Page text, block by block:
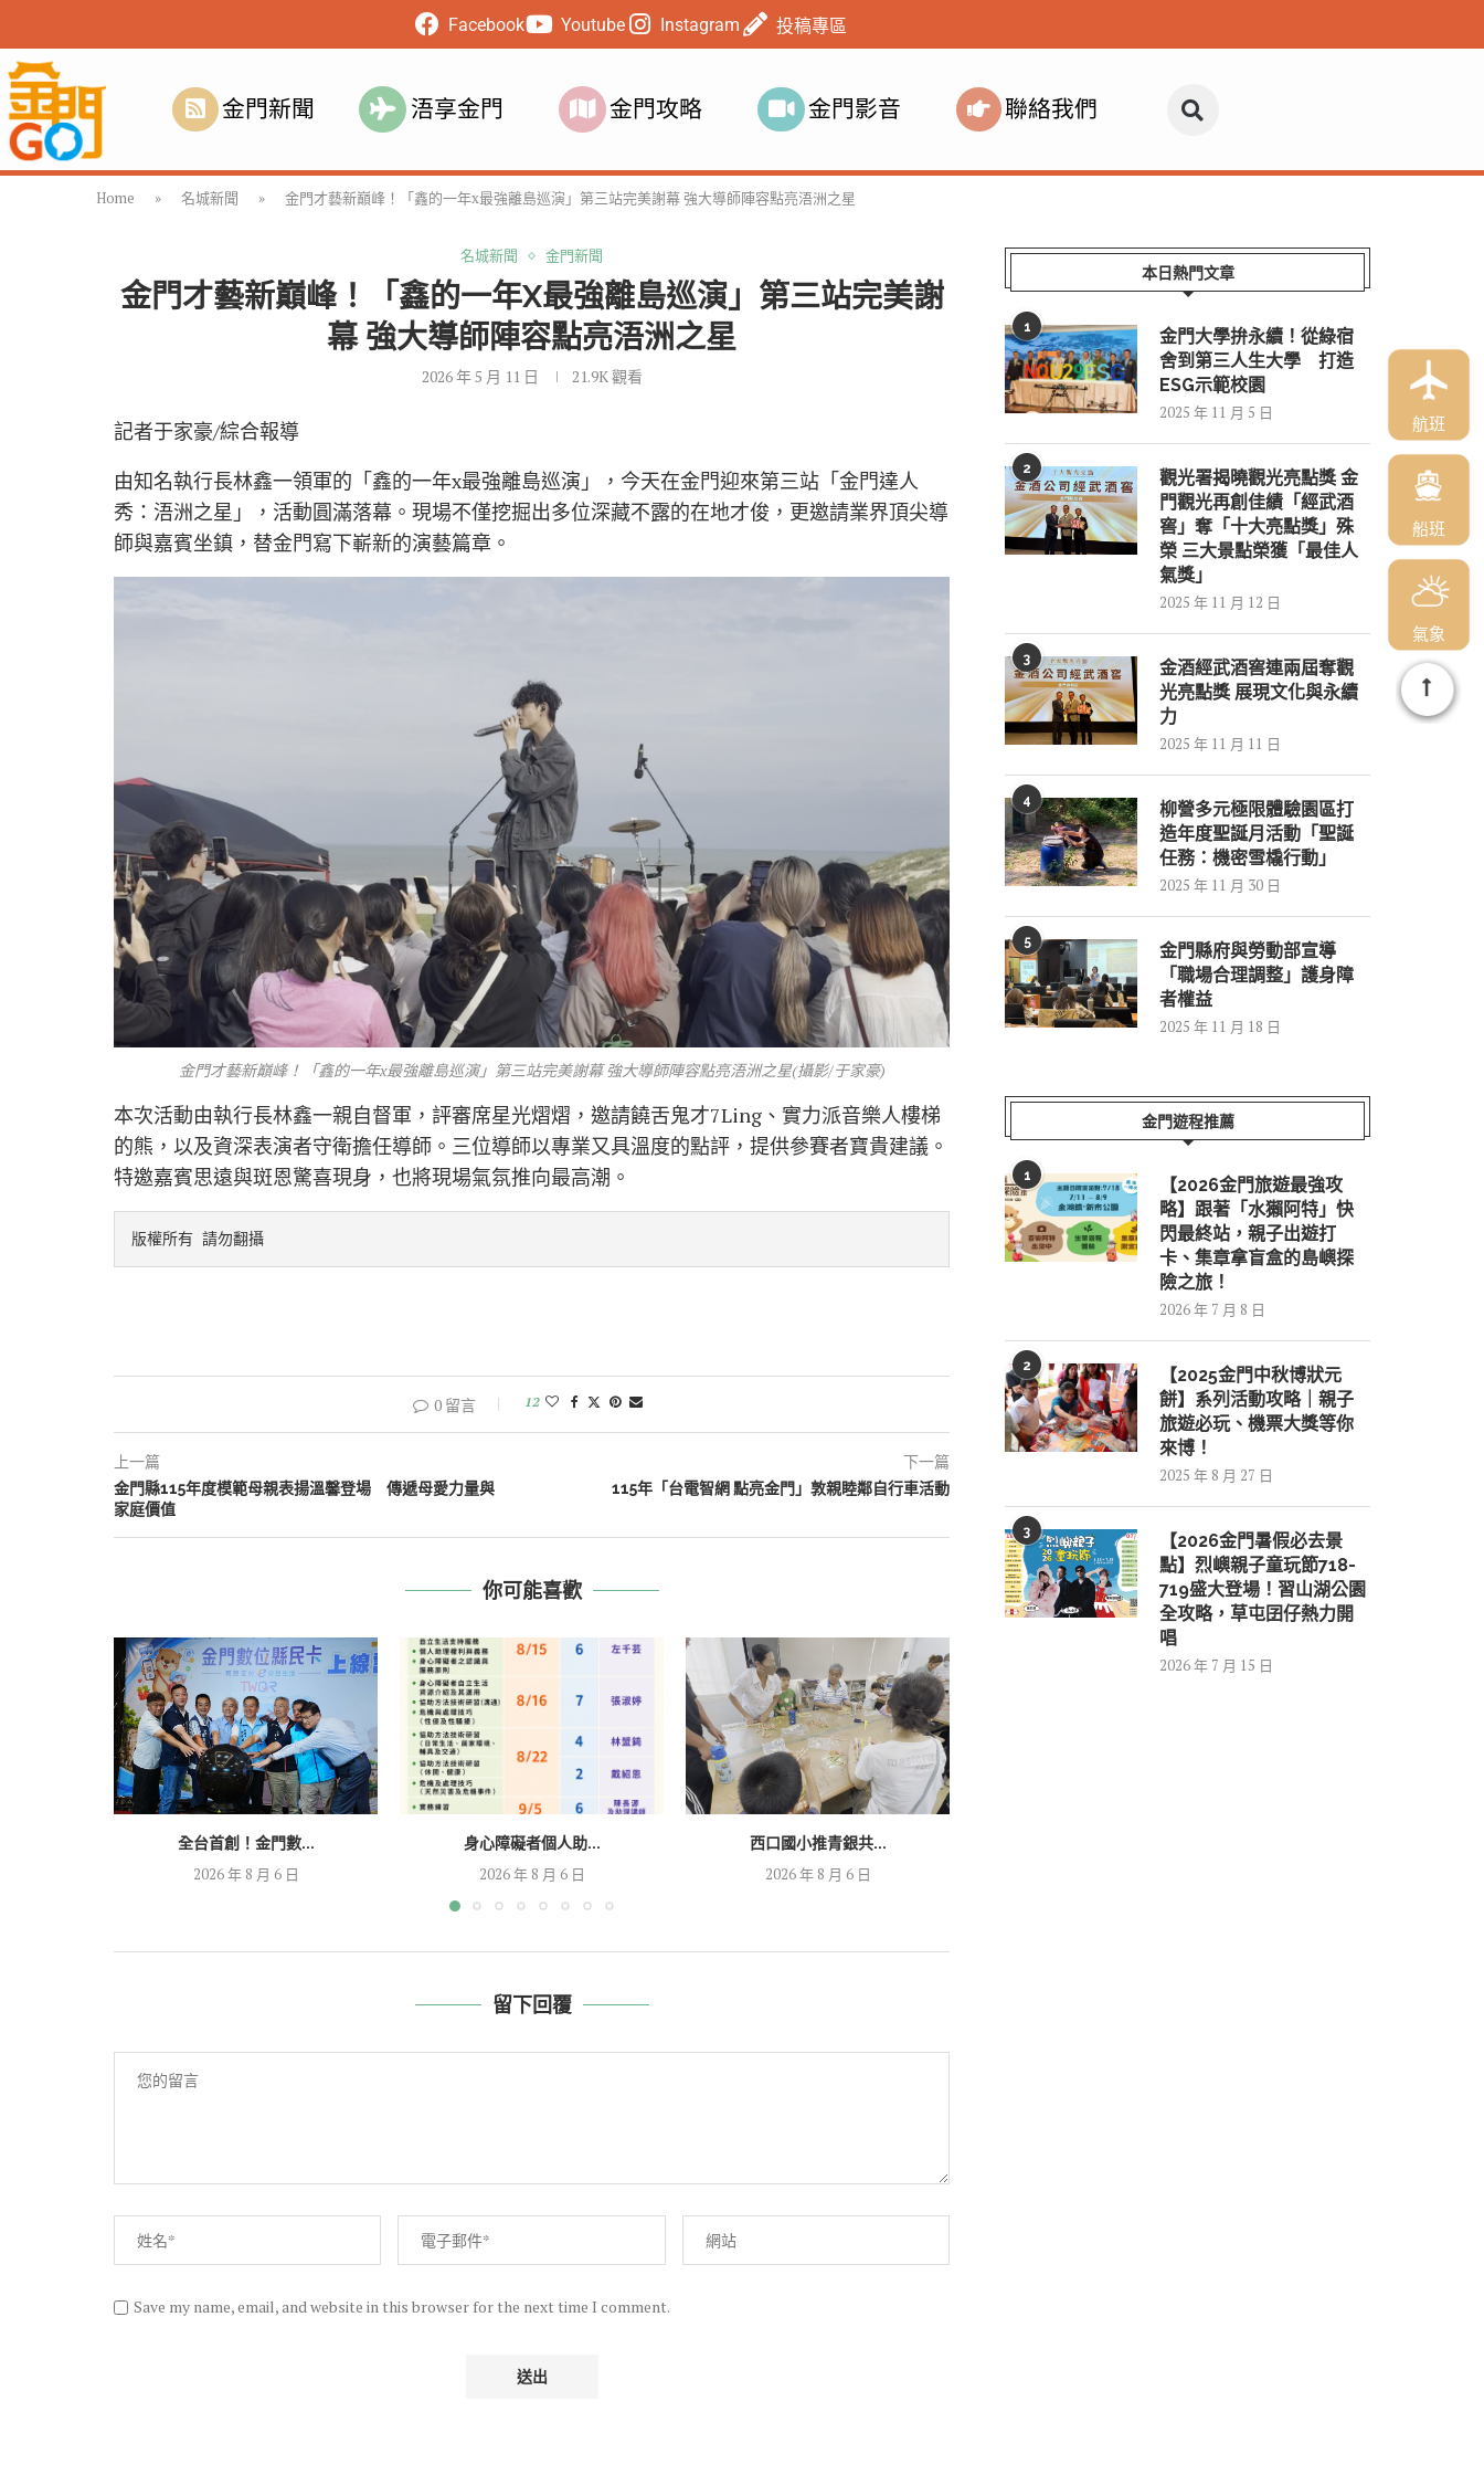
Facebook Youtube Instagram 投稿專區
金門新聞 浯享金門 金門攻略 金門影音 聯絡我們
Home » 名城新聞 » 金門才藝新巔峰！「鑫的一年x最強離島巡演」第三站完美謝幕 強大導師陣容點亮浯洲之星
名城新聞 金門新聞
金門才藝新巔峰！「鑫的一年X最強離島巡演」第三站完美謝
幕 強大導師陣容點亮浯洲之星
2026 年 5 月 11 日 21.9K觀看
記者于家豪/綜合報導
由知名執行長林鑫一領軍的「鑫的一年x最強離島巡演」，今天在金門迎來第三站「金門達人
秀：浯洲之星」，活動圓滿落幕。現場不僅挖掘出多位深藏不露的在地才俊，更邀請業界頂尖導
師與嘉賓坐鎮，替金門寫下嶄新的演藝篇章。
金門才藝新巔峰！「鑫的一年x最強離島巡演」第三站完美謝幕 強大導師陣容點亮浯洲之星(攝影/于家豪)
本次活動由執行長林鑫一親自督軍，評審席星光熠熠，邀請饒舌鬼才7Ling、實力派音樂人樓梯
的熊，以及資深表演者守衛擔任導師。三位導師以專業又具溫度的點評，提供參賽者寶貴建議。
特邀嘉賓思遠與斑恩驚喜現身，也將現場氣氛推向最高潮。
版權所有 請勿翻攝
0 留言 12
上一篇
金門縣115年度模範母親表揚溫馨登場 傳遞母愛力量與
家庭價值
下一篇
115年「台電智網 點亮金門」敦親睦鄰自行車活動
你可能喜歡
全台首創！金門數...
2026 年 8 月 6 日
身心障礙者個人助...
2026 年 8 月 6 日
西口國小推青銀共...
2026 年 8 月 6 日
留下回覆
Save my name, email, and website in this browser for the next time I comment.
本日熱門文章
1
金門大學拚永續！從綠宿
舍到第三人生大學 打造
ESG示範校園
2025 年 11 月 5 日
2
觀光署揭曉觀光亮點獎 金
門觀光再創佳績「經武酒
窖」奪「十大亮點獎」殊
榮 三大景點榮獲「最佳人
氣獎」
2025 年 11 月 12 日
3
金酒經武酒窖連兩屆奪觀
光亮點獎 展現文化與永續
力
2025 年 11 月 11 日
4
柳營多元極限體驗園區打
造年度聖誕月活動「聖誕
任務：機密雪橇行動」
2025 年 11 月 30 日
5
金門縣府與勞動部宣導
「職場合理調整」護身障
者權益
2025 年 11 月 18 日
金門遊程推薦
1
【2026金門旅遊最強攻
略】跟著「水獺阿特」快
閃最終站，親子出遊打
卡、集章拿盲盒的島嶼探
險之旅！
2026 年 7 月 8 日
2
【2025金門中秋博狀元
餅】系列活動攻略｜親子
旅遊必玩、機票大獎等你
來博！
2025 年 8 月 27 日
3
【2026金門暑假必去景
點】烈嶼親子童玩節718-
719盛大登場！習山湖公園
全攻略，草屯囝仔熱力開
唱
2026 年 7 月 15 日
航班
船班
氣象